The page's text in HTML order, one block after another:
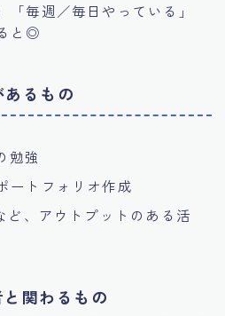
「毎週／毎日やっている」
と◎
るもの
勉強
ートフォリオ作成
ど、アウトプットのある活
関わるもの